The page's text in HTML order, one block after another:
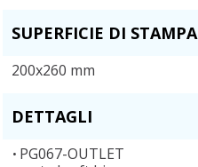
SUPERFICIE DI STAMPA
200x260 mm
DETTAGLI
PG067-OUTLET